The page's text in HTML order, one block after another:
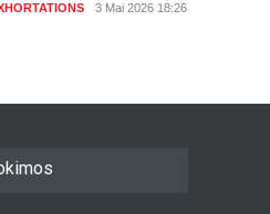
3 Mai 2026 18:26
l'Eden au déluge